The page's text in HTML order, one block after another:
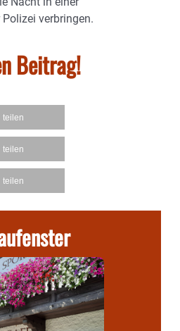
verbringen.
Beitrag!
teilen
teilen
teilen